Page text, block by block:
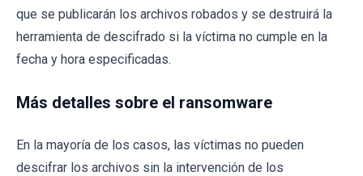
que se publicarán los archivos robados y se destruirá la
herramienta de descifrado si la víctima no cumple en la
fecha y hora especificadas.
Más detalles sobre el ransomware
En la mayoría de los casos, las víctimas no pueden
descifrar los archivos sin la intervención de los